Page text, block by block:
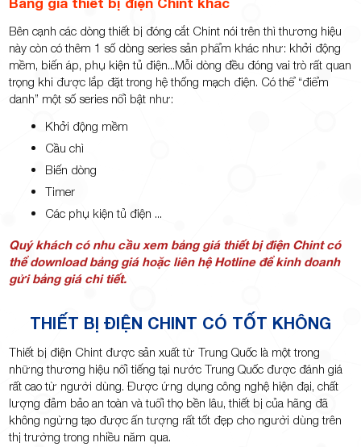
Bên cạnh các dòng thiết bị đóng cắt Chint nói trên thì thương hiệu
này còn có thêm 1 số dòng series sản phẩm khác như: khởi động
mềm, biến áp, phụ kiện tủ điện...Mỗi dòng đều đóng vai trò rất quan
trọng khi được lắp đặt trong hệ thống mạch điện. Có thể “điểm
danh” một số series nổi bật như:
Khởi động mềm
Cầu chì
Biến dòng
Timer
Các phụ kiện tủ điện ...
Quý khách có nhu cầu xem bảng giá thiết bị điện Chint có
thể download bảng giá hoặc liên hệ Hotline để kinh doanh
gửi bảng giá chi tiết.
THIẾT BỊ ĐIỆN CHINT CÓ TỐT KHÔNG
Thiết bị điện Chint được sản xuất từ Trung Quốc là một trong
những thương hiệu nổi tiếng tại nước Trung Quốc được đánh giá
rất cao từ người dùng. Được ứng dụng công nghệ hiện đại, chất
lượng đảm bảo an toàn và tuổi thọ bền lâu, thiết bị của hãng đã
không ngừng tạo được ấn tượng rất tốt đẹp cho người dùng trên
thị trường trong nhiều năm qua.